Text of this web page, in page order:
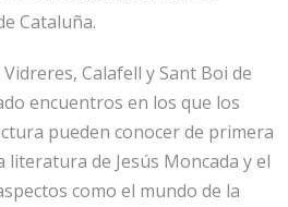
Cataluña.
Calafell y Sant Boi de
encuentros en los que los
pueden conocer de primera
de Jesús Moncada y el
como el mundo de la